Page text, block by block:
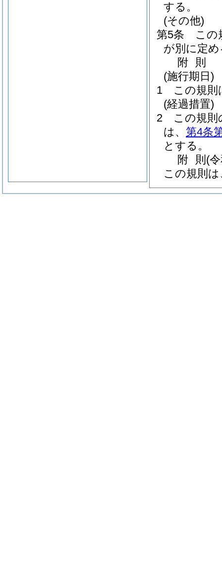
する。
(その他)
第5条
この
が別に定
附 則
(施行期日)
1
この規則
(経過措置)
2
この規則
は、 第4条
とする。
附 則 (
この規則